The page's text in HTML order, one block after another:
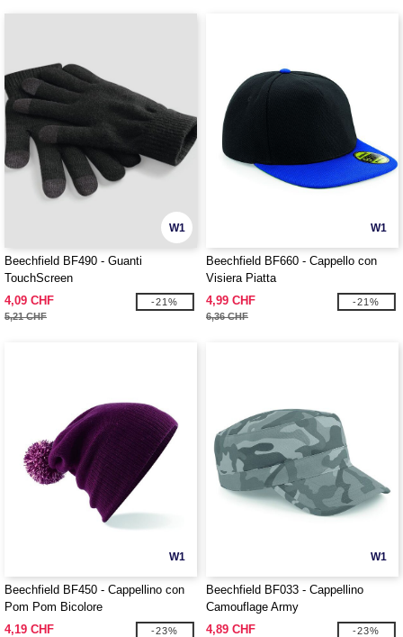
W1
Beechfield BF490 - Guanti
TouchScreen
4,09 CHF
5,21 CHF
-21%
W1
Beechfield BF660 - Cappello con
Visiera Piatta
4,99 CHF
6,36 CHF
-21%
W1
Beechfield BF450 - Cappellino con
Pom Pom Bicolore
4,19 CHF
-23%
W1
Beechfield BF033 - Cappellino
Camouflage Army
4,89 CHF
-23%